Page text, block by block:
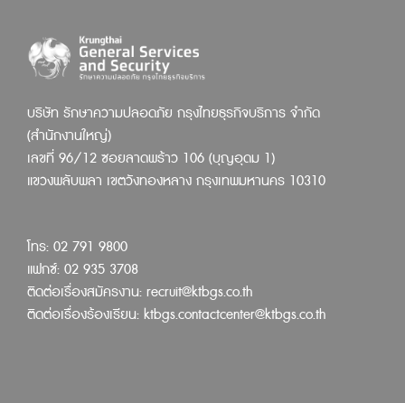
บริษัท รักษาความปลอดภัย กรุงไทยธุรกิจบริการ จำกัด
(สำนักงานใหญ่)
เลขที่ 96/12 ซอยลาดพร้าว 106 (บุญอุดม 1)
แขวงพลับพลา เขตวังทองหลาง กรุงเทพมหานคร 10310
โทร: 02 791 9800
แฟกซ์: 02 935 3708
ติดต่อเรื่องสมัครงาน: recruit@ktbgs.co.th
ติดต่อเรื่องร้องเรียน: ktbgs.contactcenter@ktbgs.co.th